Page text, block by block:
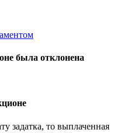
была отклонена
задатка, то выплаченная